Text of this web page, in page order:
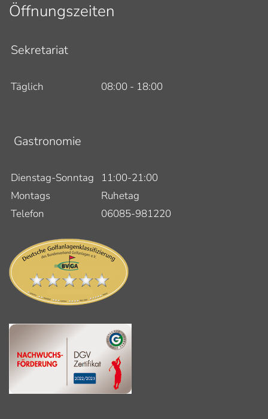
Öffnungszeiten
Sekretariat
Täglich 08:00 - 18:00
Gastronomie
Dienstag-Sonntag
11:00-21:00
Montags
Ruhetag
Telefon
06085-981220